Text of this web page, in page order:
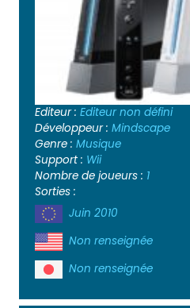
Editeur : Editeur non défini
Développeur : Mindscape
Genre : Musique
Support : Wii
Nombre de joueurs : 1
Sorties :
Juin 2010
Non renseignée
Non renseignée